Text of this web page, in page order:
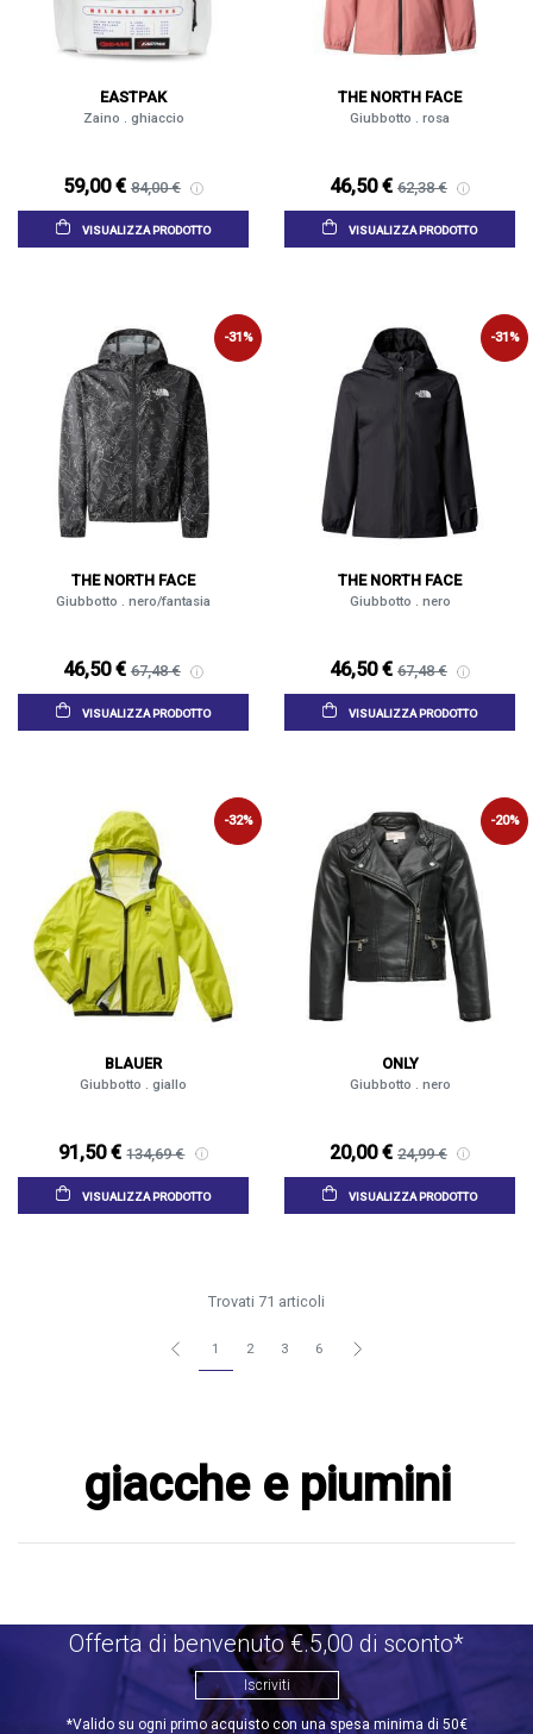
EASTPAK
Zaino . ghiaccio
59,00 € 84,00 €
VISUALIZZA PRODOTTO
THE NORTH FACE
Giubbotto . rosa
46,50 € 62,38 €
VISUALIZZA PRODOTTO
-31%
THE NORTH FACE
Giubbotto . nero/fantasia
46,50 € 67,48 €
VISUALIZZA PRODOTTO
-31%
THE NORTH FACE
Giubbotto . nero
46,50 € 67,48 €
VISUALIZZA PRODOTTO
-32%
BLAUER
Giubbotto . giallo
91,50 € 134,69 €
VISUALIZZA PRODOTTO
-20%
ONLY
Giubbotto . nero
20,00 € 24,99 €
VISUALIZZA PRODOTTO
Trovati 71 articoli
1 2 3 6
giacche e piumini
Offerta di benvenuto €.5,00 di sconto*
Iscriviti
*Valido su ogni primo acquisto con una spesa minima di 50€